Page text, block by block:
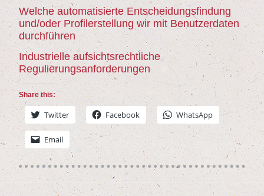
Wel­che auto­ma­ti­sier­te Ent­schei­dungs­fin­dung
und/​oder Pro­fi­ler­stel­lung wir mit Benut­zer­da­ten
durchführen
Indus­tri­el­le auf­sichts­recht­li­che
Regulierungsanforderungen
Share this:
Twit­ter Face­book Whats­App
Email